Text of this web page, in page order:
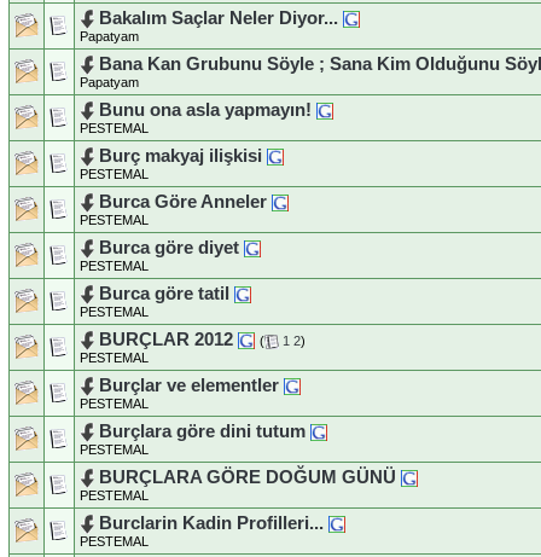
Bakalım Saçlar Neler Diyor...
Papatyam
Bana Kan Grubunu Söyle ; Sana Kim Olduğunu
Papatyam
Bunu ona asla yapmayın!
PESTEMAL
Burç makyaj ilişkisi
PESTEMAL
Burca Göre Anneler
PESTEMAL
Burca göre diyet
PESTEMAL
Burca göre tatil
PESTEMAL
BURÇLAR 2012 ( 1 2)
PESTEMAL
Burçlar ve elementler
PESTEMAL
Burçlara göre dini tutum
PESTEMAL
BURÇLARA GÖRE DOĞUM GÜNÜ
PESTEMAL
Burclarin Kadin Profilleri...
PESTEMAL